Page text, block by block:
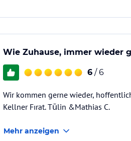
Wie Zuhause, immer wieder
6 / 6
Wir kommen gerne wieder,
Kellner Fırat. Tūlin &Mathias C.
Mehr anzeigen